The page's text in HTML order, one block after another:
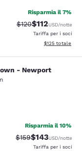
Risparmia il 7%
Tariffa di
$120Tariffa
$112USD/notte
Tariffa per i soci
Visualizza i
$125 totale
-
- Newport
493 recensioni
Risparmia il 10%
Tariffa di barratura:
$159Tariffa
$143USD/notte
Tariffa per i soci